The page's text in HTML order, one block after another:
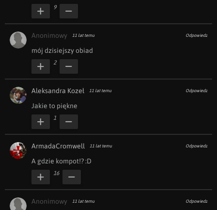
9
Anonimowy 11 lat temu Odpowiedz
mój dzisiejszy obiad
2
Aleksandra Kozeł 11 lat temu Odpowiedz
Jakie to piękne
1
ArmadaCromwell 11 lat temu Odpowiedz
A gdzie kompot!? :D
16
Anonimowy 11 lat temu Odpowiedz